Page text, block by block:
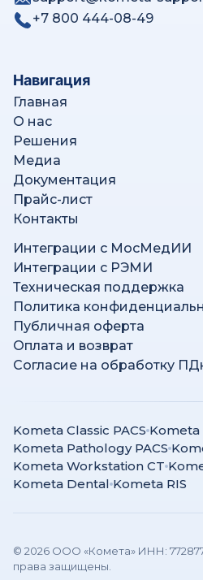
+7 800 444-08-49
Навигация
Главная
О нас
Решения
Медиа
Документация
Прайс-лист
Контакты
Интеграции с МосМедИИ
Интеграции с РЭМИ
Техническая поддержка
Политика
Публичная оферта
Оплата и возврат
Согласие на обработку
Kometa Classic PACS Kometa
Kometa Pathology PACS
Kometa Workstation CT
Kometa Dental Kometa RIS
© 2026 ООО «Комета» ИНН:
права защищены.